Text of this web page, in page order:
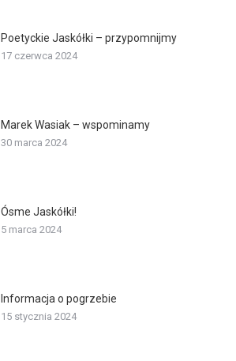
Poetyckie Jaskółki – przypomnijmy
17 czerwca 2024
Marek Wasiak – wspominamy
30 marca 2024
Ósme Jaskółki!
5 marca 2024
Informacja o pogrzebie
15 stycznia 2024